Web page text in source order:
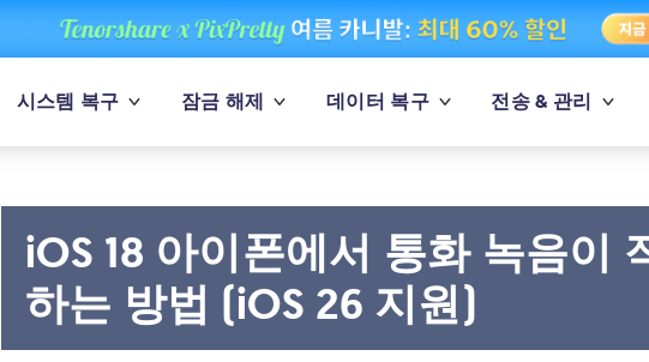
시스템 복구 잠금 해제 데이터 복구 전송 & 관리
iOS 18 아이폰에서 통화 녹음이
하는 방법 (iOS 26 지원)